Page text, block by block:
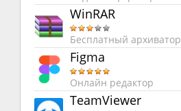
WinRAR
Бесплатный архиватор
Figma
Онлайн редактор
TeamViewer